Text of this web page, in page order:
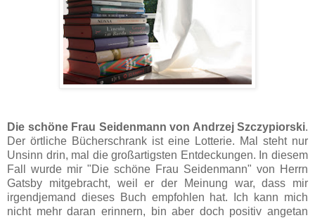
Die schöne Frau Seidenmann von Andrzej Szczypiorski.
Der örtliche Bücherschrank ist eine Lotterie. Mal steht nur
Unsinn drin, mal die großartigsten Entdeckungen. In diesem
Fall wurde mir "Die schöne Frau Seidenmann" von Herrn
Gatsby mitgebracht, weil er der Meinung war, dass mir
irgendjemand dieses Buch empfohlen hat. Ich kann mich
nicht mehr daran erinnern, bin aber doch positiv angetan